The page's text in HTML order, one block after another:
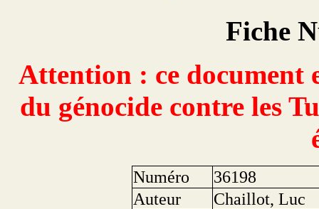
Fiche
Attention : ce document
du génocide contre les
Numéro
36198
Auteur
Chaillot, Luc